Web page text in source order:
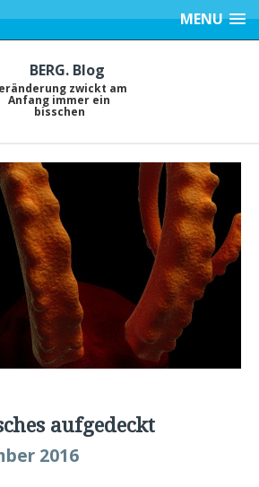
MENU
BERG. Blog
zwickt am
Anfang immer ein
bisschen
aufgedeckt
2016